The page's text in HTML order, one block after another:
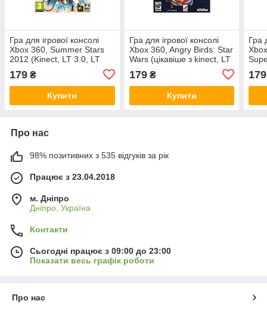
Гра для ігрової консолі
Xbox 360, Summer Stars
2012 (Kinect, LT 3.0, LT
179 ₴
Купити
Гра для ігрової консолі
Xbox 360, Angry Birds: Star
Wars (цікавіше з kinect, LT
179₴
Купити
Гра
179
Про нас
98% позитивних з 535 відгуків за рік
Працює з 23.04.2018
м. Дніпро
Дніпро, Україна
Контакти
Сьогодні працює з 09:00 до 23:00
Показати весь графік роботи
Про нас